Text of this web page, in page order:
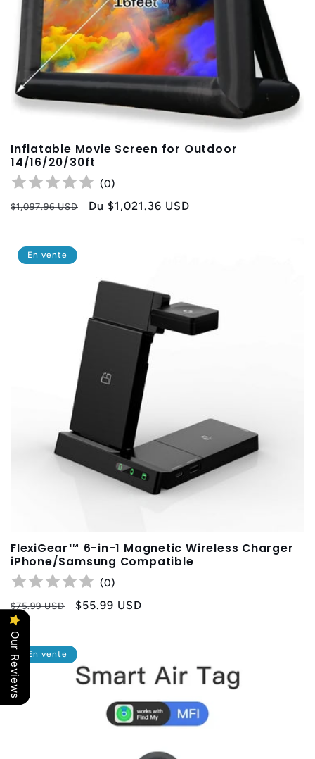
Inflatable Movie Screen for Outdoor
14/16/20/30ft
(0)
Prix
$1,097.96 USD
Prix
Du $1,021.36 USD
En vente
FlexiGear™ 6-in-1 Magnetic Wireless Charger
iPhone/Samsung Compatible
(0)
Prix
habituel
$75.99 USD
Prix
$55.99 USD
En vente
Our Reviews